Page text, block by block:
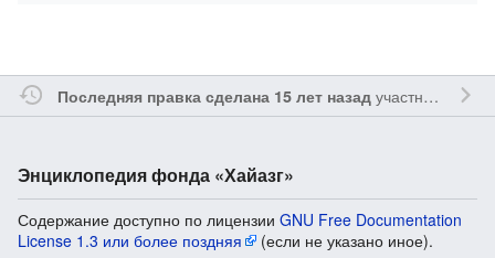
Последняя правка сделана 15 лет назадучастником
Энциклопедия фонда «Хайазг»
Содержание доступно по лицензии GNU Free Documentation
License 1.3 или более поздняя
(если не указано иное).